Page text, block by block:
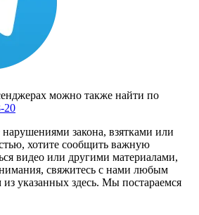
можно также найти по
20
закона, взятками или
хотите сообщить важную
видео или другими материалами,
свяжитесь с нами любым
указанных здесь. Мы постараемся